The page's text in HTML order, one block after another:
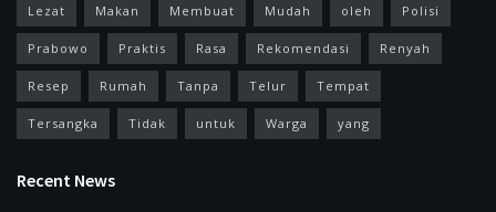
Lezat Makan Membuat Mudah oleh Polisi
Prabowo Praktis Rasa Rekomendasi Renyah
Resep Rumah Tanpa Telur Tempat
Tersangka Tidak untuk Warga yang
Recent News